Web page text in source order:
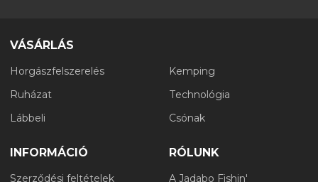
VÁSÁRLÁS
Horgászfelszerelés
Ruházat
Lábbeli
Kemping
Technológia
Csónak
INFORMÁCIÓ
Szerződési feltételek
RÓLUNK
A Jadabo Fishin'